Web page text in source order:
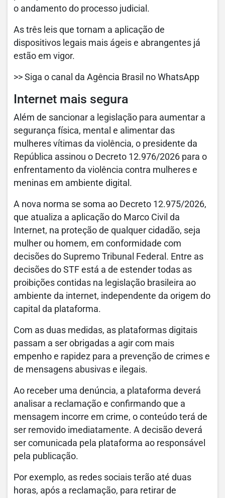
o andamento do processo judicial.
As três leis que tornam a aplicação de
dispositivos legais mais ágeis e abrangentes já
estão em vigor.
>> Siga o canal da Agência Brasil no WhatsApp​
Internet mais segura
Além de sancionar a legislação para aumentar a
segurança física, mental e alimentar das
mulheres vítimas da violência, o presidente da
República assinou o Decreto 12.976/2026 para o
enfrentamento da violência contra mulheres e
meninas em ambiente digital.
A nova norma se soma ao Decreto 12.975/2026,
que atualiza a aplicação do Marco Civil da
Internet, na proteção de qualquer cidadão, seja
mulher ou homem, em conformidade com
decisões do Supremo Tribunal Federal. Entre as
decisões do STF está a de estender todas as
proibições contidas na legislação brasileira ao
ambiente da internet, independente da origem do
capital da plataforma.
Com as duas medidas, as plataformas digitais
passam a ser obrigadas a agir com mais
empenho e rapidez para a prevenção de crimes e
de mensagens abusivas e ilegais.
Ao receber uma denúncia, a plataforma deverá
analisar a reclamação e confirmando que a
mensagem incorre em crime, o conteúdo terá de
ser removido imediatamente. A decisão deverá
ser comunicada pela plataforma ao responsável
pela publicação.
Por exemplo, as redes sociais terão até duas
horas, após a reclamação, para retirar de